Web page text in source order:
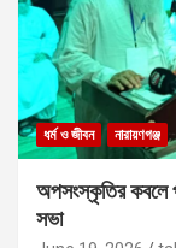
ধর্ম ও জীবন নারায়ণগঞ্জ
অপসংস্কৃতির কবলে
সভা